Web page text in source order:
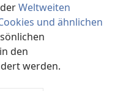
Weltweiten
und ähnlichen
den
werden.
Society of Pennsylvania.